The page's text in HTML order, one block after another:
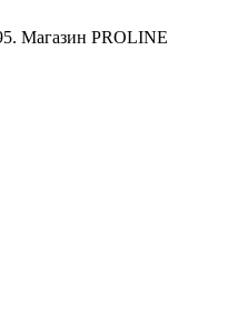
Магазин PROLINE